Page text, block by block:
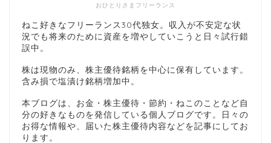
おひとりさまフリーランス
ねこ好きなフリーランス30代独女。収入が不安定な状
況でも将来のために資産を増やしていこうと日々試行錯
誤中。
株は現物のみ、株主優待銘柄を中心に保有しています。
含み損で塩漬け銘柄増加中。
本ブログは、お金・株主優待・節約・ねこのことなど自
分の好きなものを発信している個人ブログです。日々の
お得な情報や、届いた株主優待内容などを記事にしてお
ります。